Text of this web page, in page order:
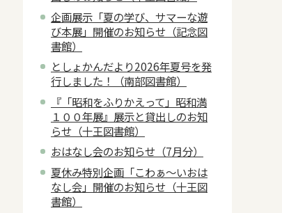
企画展示「夏の学び、サマーな遊
び本展」開催のお知らせ（記念図
書館）
としょかんだより2026年夏号を発
行しました！（南部図書館）
『「昭和をふりかえって」昭和満
１００年展』展示と貸出しのお知
らせ（十王図書館）
おはなし会のお知らせ（7月分）
夏休み特別企画「こわぁ～いおは
なし会」開催のお知らせ（十王図
書館）